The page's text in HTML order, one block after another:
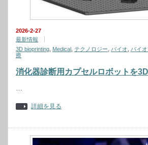
2026-2-27
最新情報
3D bioprinting Medical テクノロジー バイオ バイ
療
消化器診断用カプセルロボットを
…
詳細を見る